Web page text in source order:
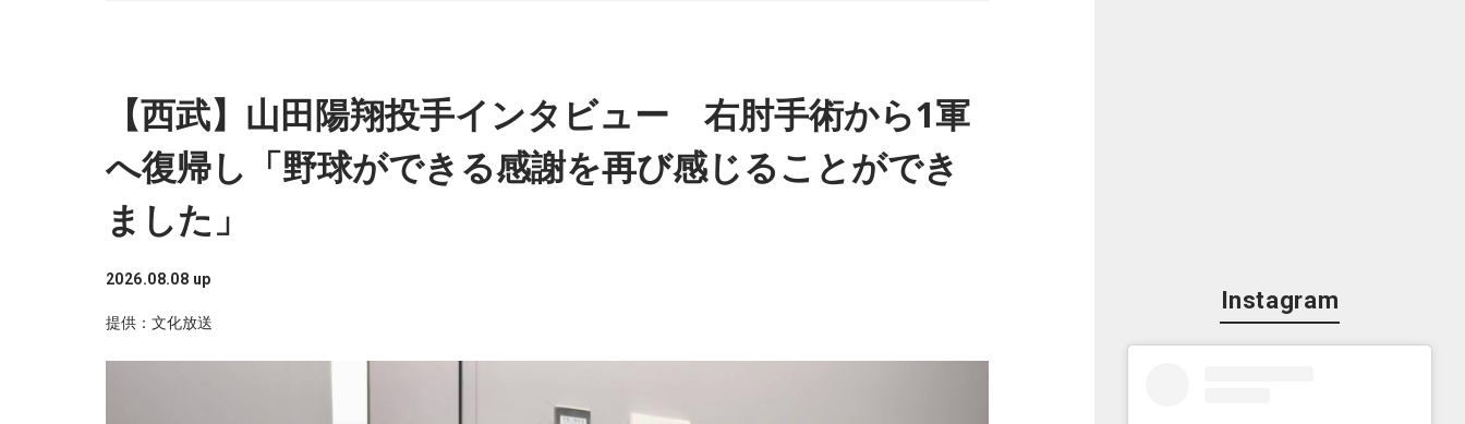
【西武】山田陽翔投手インタビュー 右肘手術から1軍
へ復帰し「野球ができる感謝を再び感じることができ
ました」
2026.08.08 up
提供：文化放送
Instagram